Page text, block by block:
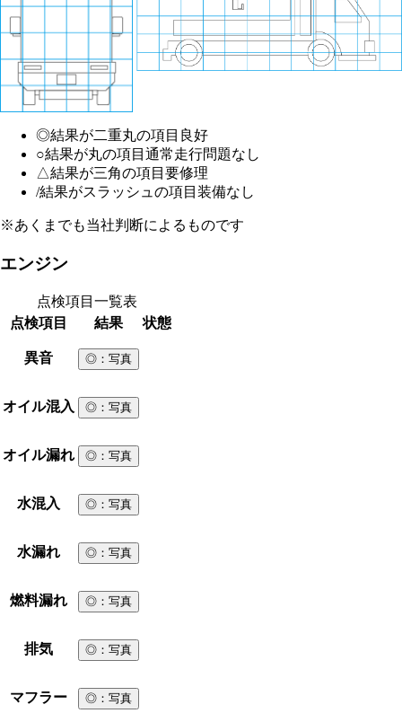
◎結果が二重丸の項目 良好
○結果が丸の項目 通常走行問題なし
△結果が三角の項目 要修理
/結果がスラッシュの項目 装備なし
※あくまでも当社判断によるものです
エンジン
点検項目一覧表
点検項目
結果 状態
異音 ◎ ：写真
オイル混入 ◎ ：写真
オイル漏れ ◎ ：写真
水混入 ◎ ：写真
水漏れ ◎ ：写真
燃料漏れ ◎ ：写真
排気 ◎ ：写真
マフラー ◎ ：写真